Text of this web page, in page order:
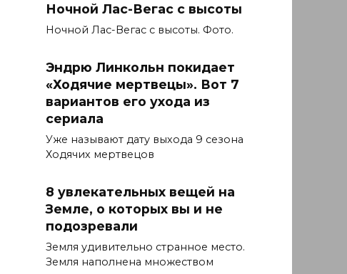
Ночной Лас-Вегас с высоты
Ночной Лас-Вегас с высоты. Фото.
Эндрю Линкольн покидает
«Ходячие мертвецы». Вот 7
вариантов его ухода из
сериала
Уже называют дату выхода 9 сезона
Ходячих мертвецов
8 увлекательных вещей на
Земле, о которых вы и не
подозревали
Земля удивительно странное место.
Земля наполнена множеством